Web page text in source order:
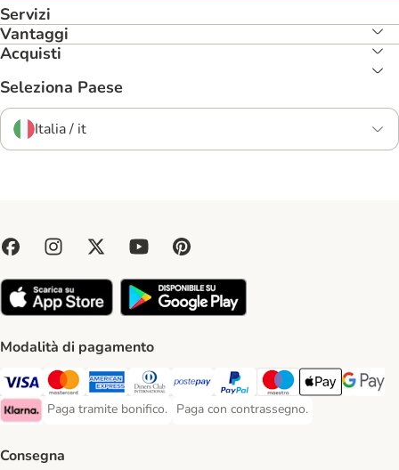
Servizi
Vantaggi
Acquisti
Seleziona Paese
Italia / it
Modalità di pagamento
Paga con Visa. Payment Method
Paga con Mastercard. Payment Method
Paga con American Express. Payment Method
Paga con Diners Club. Payment Method
Paga con Postepay. Payment Method
Paga con PayPal. Payment
Paga con Maestro.
Apple PayGoogle
Klarna Payment Method
Paga tramite bonifico.
Paga tramite bonifico. Payment Method
Paga con contrassegno.
Paga con contrassegno. Payment
Consegna